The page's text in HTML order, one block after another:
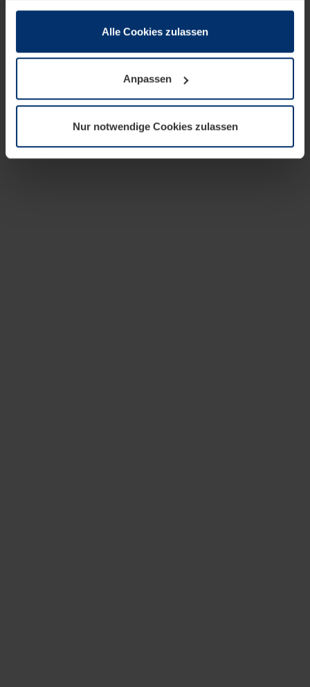
sie im Rahmen Ihrer Nutzung der Dienste gesammelt
wenn diese für den Betrieb dieser Seite unbedingt
notwendig sind. Für alle anderen Cookie-Typen benötigen
wir Ihre Erlaubnis. Ihre Einwilligung können Sie jederzeit
Datenschutzerklärungunserer Website ändern oder
widerrufen.
Alle Cookies zulassen
Anpassen
Nur notwendige Cookies zulassen